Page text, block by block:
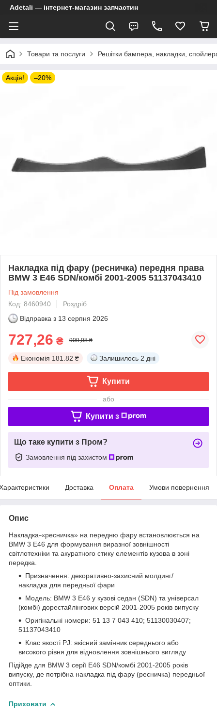
Adetali — інтернет-магазин запчастин
Товари та послуги Решітки бампера, накладки,
Акція! –20%
Накладка під фару (ресничка) передня права
BMW 3 E46 SDN/комбі 2001-2005 51137043410
Під замовлення
Код: 8460940
Роздріб
Відправка з 13 серпня 2026
727,26 ₴ 909,08 ₴
Економія 181.82 ₴ Залишилось 2 дні
Купити
або
Купити з
Що таке купити з Пром?
Замовлення під захистом
Доставка Оплата Умови повернення
Опис
Накладка-«ресничка» на передню фару встановлюється на
BMW 3 E46 для формування виразної зовнішності
світлотехніки та акуратного стику елементів кузова в зоні
передка.
Призначення: декоративно-захисний молдинг/
накладка для передньої фари
Модель: BMW 3 E46 у кузові седан (SDN) та універсал
(комбі) дорестайлінгових версій 2001-2005 років випуску
Оригінальні номери: 51 13 7 043 410; 51130030407;
51137043410
Клас якості PJ: якісний замінник середнього або
високого рівня для відновлення зовнішнього вигляду
Підійде для BMW 3 серії E46 SDN/комбі 2001-2005 років
випуску, де потрібна накладка під фару (ресничка) передньої
оптики.
Приховати